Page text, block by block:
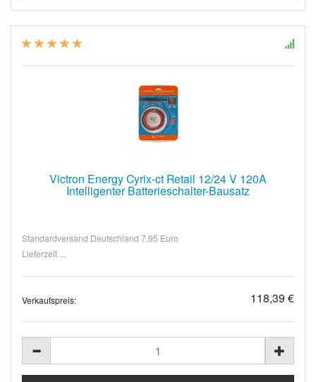
Victron Energy Cyrix-ct Retail 12/24 V 120A
Intelligenter Batterieschalter-Bausatz
Standardversand Deutschland 7,95 Euro
Lieferzeit ...
Verkaufspreis: 118,39 €